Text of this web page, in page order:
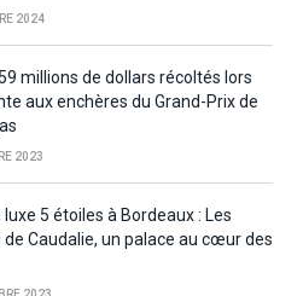
2024
millions de dollars récoltés lors
aux enchères du Grand-Prix de
2023
luxe 5 étoiles à Bordeaux : Les
de Caudalie, un palace au cœur des